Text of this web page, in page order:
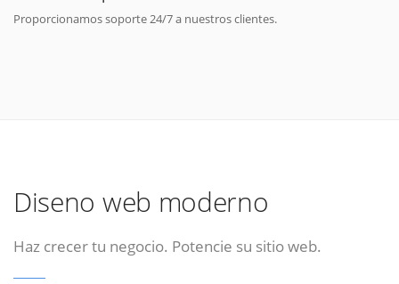
Proporcionamos soporte 24/7 a nuestros clientes.
Diseno web moderno
Haz crecer tu negocio. Potencie su sitio web.